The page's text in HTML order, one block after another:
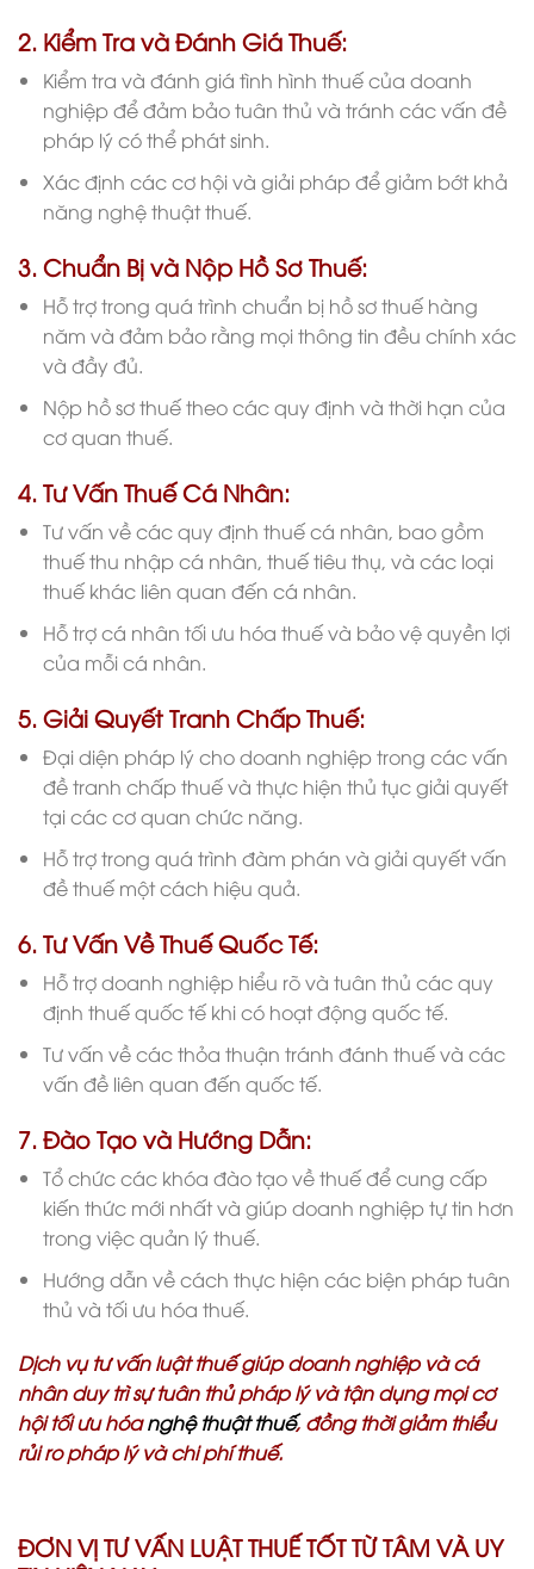
2. Kiểm Tra và Đánh Giá Thuế:
Kiểm tra và đánh giá tình hình thuế của doanh
nghiệp để đảm bảo tuân thủ và tránh các vấn đề
pháp lý có thể phát sinh.
Xác định các cơ hội và giải pháp để giảm bớt khả
năng nghệ thuật thuế.
3. Chuẩn Bị và Nộp Hồ Sơ Thuế:
Hỗ trợ trong quá trình chuẩn bị hồ sơ thuế hàng
năm và đảm bảo rằng mọi thông tin đều chính xác
và đầy đủ.
Nộp hồ sơ thuế theo các quy định và thời hạn của
cơ quan thuế.
4. Tư Vấn Thuế Cá Nhân:
Tư vấn về các quy định thuế cá nhân, bao gồm
thuế thu nhập cá nhân, thuế tiêu thụ, và các loại
thuế khác liên quan đến cá nhân.
Hỗ trợ cá nhân tối ưu hóa thuế và bảo vệ quyền lợi
của mỗi cá nhân.
5. Giải Quyết Tranh Chấp Thuế:
Đại diện pháp lý cho doanh nghiệp trong các vấn
đề tranh chấp thuế và thực hiện thủ tục giải quyết
tại các cơ quan chức năng.
Hỗ trợ trong quá trình đàm phán và giải quyết vấn
đề thuế một cách hiệu quả.
6. Tư Vấn Về Thuế Quốc Tế:
Hỗ trợ doanh nghiệp hiểu rõ và tuân thủ các quy
định thuế quốc tế khi có hoạt động quốc tế.
Tư vấn về các thỏa thuận tránh đánh thuế và các
vấn đề liên quan đến quốc tế.
7. Đào Tạo và Hướng Dẫn:
Tổ chức các khóa đào tạo về thuế để cung cấp
kiến thức mới nhất và giúp doanh nghiệp tự tin hơn
trong việc quản lý thuế.
Hướng dẫn về cách thực hiện các biện pháp tuân
thủ và tối ưu hóa thuế.
Dịch vụ tư vấn luật thuế giúp doanh nghiệp và cá
nhân duy trì sự tuân thủ pháp lý và tận dụng mọi cơ
hội tối ưu hóanghệ thuật thuế, đồng thời giảm thiểu
rủi ro pháp lý và chi phí thuế.
ĐƠN VỊ TƯ VẤN LUẬT THUẾ TỐT TỪ TÂM VÀ UY